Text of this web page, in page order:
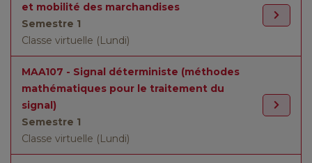
et mobilité des marchandises
Semestre 1
Classe virtuelle (Lundi)
MAA107 - Signal déterministe (méthodes
mathématiques pour le traitement du
signal)
Semestre 1
Classe virtuelle (Lundi)